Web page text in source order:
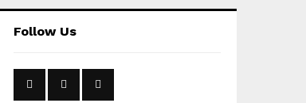
Follow Us